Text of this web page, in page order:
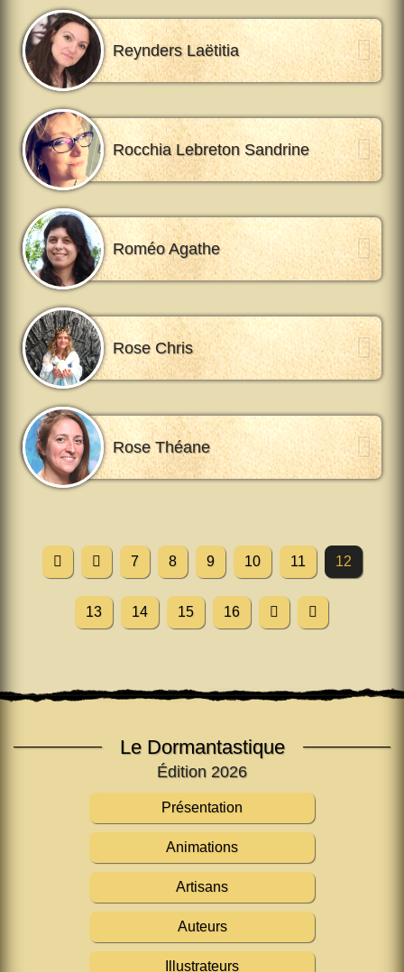
Le Dormantastique
Édition 2026
Présentation
Animations
Artisans
Auteurs
Illustrateurs
Reynders Laëtitia
Rocchia Lebreton Sandrine
Roméo Agathe
Rose Chris
Rose Théane
7 8 9 10 11 12
13 14 15 16